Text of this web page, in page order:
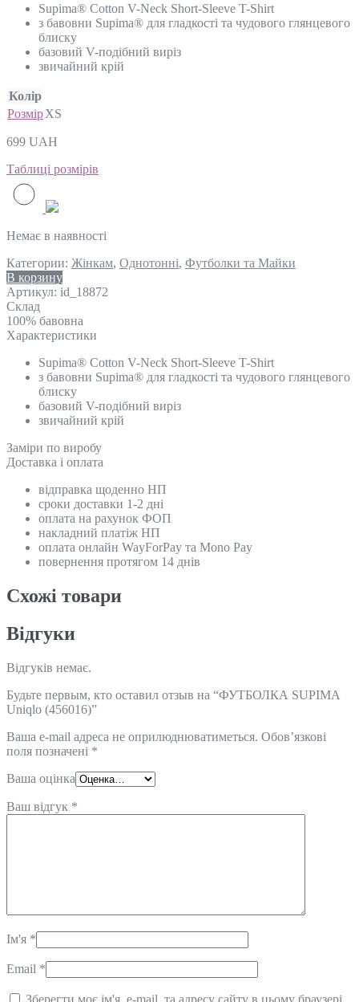
Supima® Cotton V-Neck Short-Sleeve T-Shirt
з бавовни Supima® для гладкості та чудового глянцевого
блиску
базовий V-подібний виріз
звичайний крій
Колір
РозмірXS
699 UAH
Таблиці розмірів
Немає в наявності
Категории: Жінкам, Однотонні, Футболки та Майки
В корзину
Артикул: id_18872
Склад
100% бавовна
Характеристики
Supima® Cotton V-Neck Short-Sleeve T-Shirt
з бавовни Supima® для гладкості та чудового глянцевого
блиску
базовий V-подібний виріз
звичайний крій
Замiри по виробу
Доставка і оплата
відправка щоденно НП
сроки доставки 1-2 дні
оплата на рахунок ФОП
накладний платіж НП
оплата онлайн WayForPay та Mono Pay
повернення протягом 14 днів
Схожi товари
Відгуки
Відгуків немає.
Будьте первым, кто оставил отзыв на “ФУТБОЛКА SUPIMA
Uniqlo (456016)”
Ваша e-mail адреса не оприлюднюватиметься. Обов’язкові
поля позначені *
Ваша оцінка
Ваш відгук *
Ім'я *
Email *
Зберегти моє ім'я, e-mail, та адресу сайту в цьому браузері